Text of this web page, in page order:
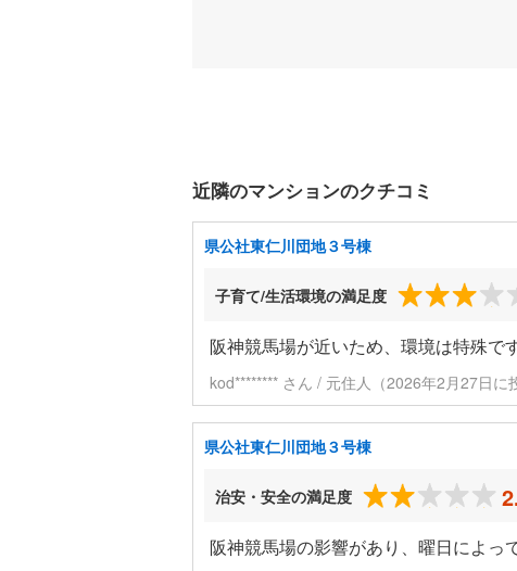
近隣のマンションのクチコミ
県公社東仁川団地３号棟
子育て/生活環境の満足度
阪神競馬場が近いため、環境は特殊で
kod******** さん / 元住人（2026年2月27日に
県公社東仁川団地３号棟
治安・安全の満足度
阪神競馬場の影響があり、曜日によっ